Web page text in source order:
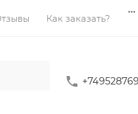
Как заказать?